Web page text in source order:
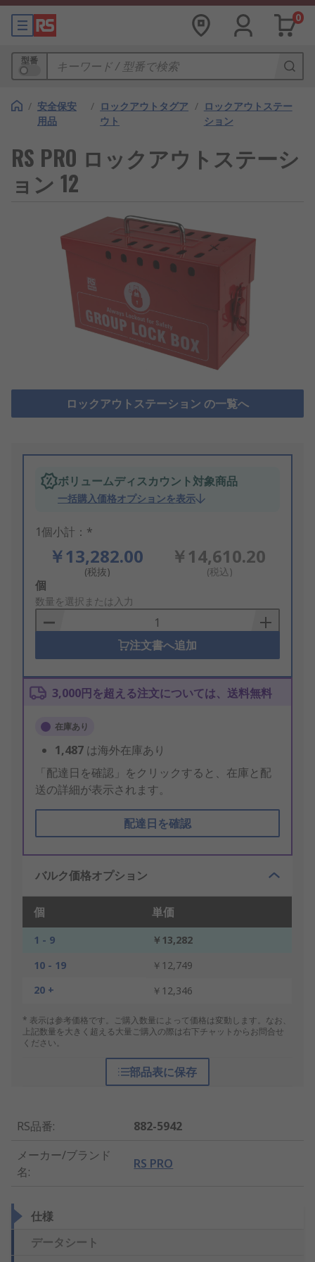
0
型番
/ 安全保安
用品
/ ロックアウトタグア
ウト
/ ロックアウトステー
ション
RS PRO ロックアウトステーシ
ョン 12
ロックアウトステーション の一覧へ
ボリュームディスカウント対象商品
一括購入価格オプションを表示
1個小計：*
￥13,282.00
(税抜)
￥14,610.20
(税込)
Add
to
Basket
個
数量を選択または入力
注文書へ追加
3,000円を超える注文については、送料無料
在庫あり
1,487 は海外在庫あり
「配達日を確認」をクリックすると、在庫と配
送の詳細が表示されます。
配達日を確認
バルク価格オプション
個 単価
1 - 9
￥13,282
10 - 19
￥12,749
20 +
￥12,346
* 表示は参考価格です。ご購入数量によって価格は変動します。なお、
上記数量を大きく超える大量ご購入の際は右下チャットからお問合せ
ください。
部品表に保存
RS品番:
882-5942
メーカー/ブランド
名:
RS PRO
仕様
データシート